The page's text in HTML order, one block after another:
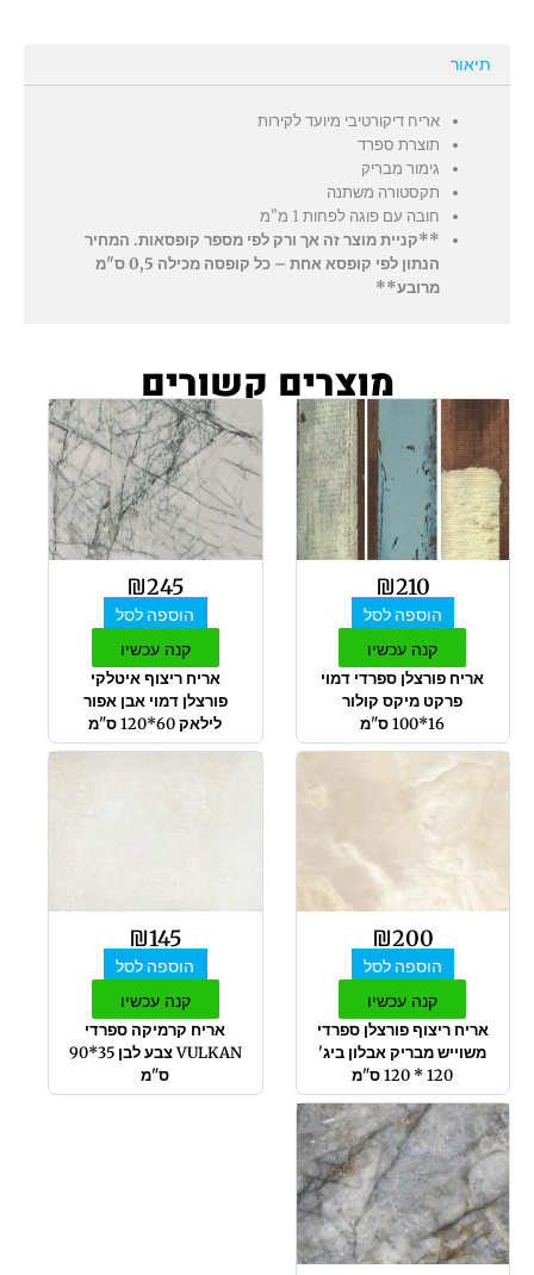
תיאור
אריח דיקורטיבי מיועד לקירות
תוצרת ספרד
גימור מבריק
תקסטורה משתנה
חובה עם פוגה לפחות 1 מ"מ
**קניית מוצר זה אך ורק לפי מספר קופסאות. המחיר
הנתון לפי קופסא אחת – כל קופסה מכילה 0,5 ס"מ
מרובע**
מוצרים קשורים
₪210
הוספה לסל
קנה עכשיו
אריח פורצלן ספרדי דמוי
פרקט מיקס קולור
16*100 ס"מ
₪245
הוספה לסל
קנה עכשיו
אריח ריצוף איטלקי
פורצלן דמוי אבן אפור
לילאק 60*120 ס"מ
₪200
הוספה לסל
קנה עכשיו
אריח ריצוף פורצלן ספרדי
משוייש מבריק אבלון ביג'
120 * 120 ס"מ
₪145
הוספה לסל
קנה עכשיו
אריח קרמיקה ספרדי
VULKAN צבע לבן 35*90
ס"מ